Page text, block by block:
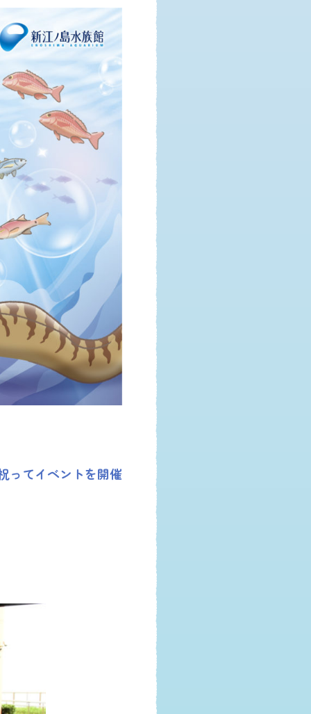
ってイベントを開催